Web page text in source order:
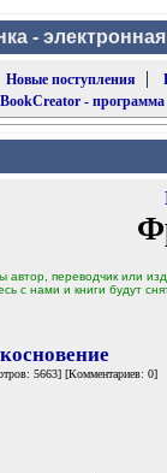
-
Новые поступления |
-
автор, переводчик или
с нами и книги будут
5663] [Комментариев: 0]